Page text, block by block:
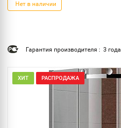
Нет в наличии
Гарантия производителя : 3 года
ХИТ РАСПРОДАЖА